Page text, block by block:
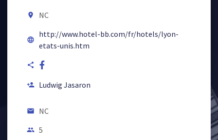
room NC
language
http://www.hotel-bb.com/fr/hotels/lyon-
etats-unis.htm
share
person_add Ludwig Jasaron
email NC
people 5